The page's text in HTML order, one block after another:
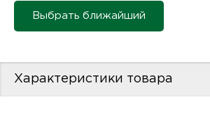
Выбрать ближайший
Характеристики товара